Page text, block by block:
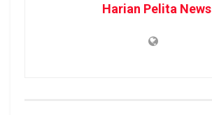
Harian Pelita News